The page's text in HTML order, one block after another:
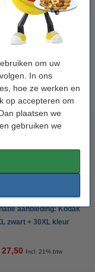
om uw
In ons
hoe ze werken en
op accepteren om
plaatsen we
gebruiken we
cartridge te
aanbieding: Kodak
zwart + 30XL kleur
27,50 Incl. 21% btw